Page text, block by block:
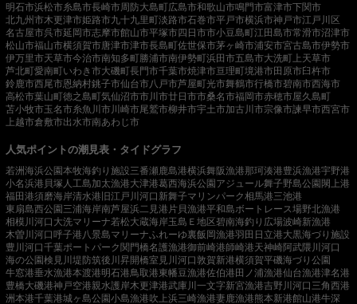
明石市浜松市糸島市長崎市周防大島町広島市和歌山市鳴門市富津市下関市
北九州市木更津市姫路市九十九里町淡路市石巻市平戸市横浜市神戸市江戸川区
名古屋市呉市延岡市志摩市館山市平塚市四日市市小豆島町江田島市常滑市沼津市
松山市福山市横須賀市唐津市津市長島町佐世保市茅ヶ崎市浦安市宮古島市伊勢市
伊万里市天草市今治市南知多町勝浦市南伊勢町浜田市五島市大洗町 上天草市
芦北町愛南町いわき市大磯町長門市千葉市焼津市亘理町境港市田原市臼杵市
鈴鹿市西尾市恩納村銚子市仙台市八戸市芦屋町光市舞鶴市行橋市碧南市西海市
高松市葉山町徳之島町気仙沼市市川市廿日市市桑名市福岡市赤穂市屋久島町
苫小牧市玉名市糸魚川市 川崎市尾鷲市柳井市宇土市加古川市宗像市諫早市西宮市
上越市倉敷市出水市南あわじ市
人気ポイントの潮見表・タイドグラフ
若洲海浜公園本牧海釣り施設三番瀬 鹿島港横浜舞阪漁港那珂湊港豊浜漁港宇野港
小名浜港 貝塚人工島加太漁港大津港葛西海浜公園アジュール舞子野島公園閖上港
福田港須磨海岸清水港 旧江戸川河口 新舞子マリンパーク相馬港三池港
東扇島西公園三浦海岸南芦屋浜二見港 片貝漁港平和島ボートレース場野北漁港
相模川河口 大洗マリーナ若松大蔵海岸玉島Ｅ地区碧南海釣り広場波崎新漁港
木曽川河口呼子港 八景島マリーナふれーゆ裏飯岡漁港羽田 日立港大黒海づり施設
豊川河口千葉ポートパーク関門橋名護漁港御前崎港師崎港天神崎阿武隈川河口
海の公園検見川堤防筑後川昇開橋室見川河口敦賀新港横須賀平磯海づり公園
牛窓港垂水漁港本渡港明石港鳥取港東幡豆漁港佐伯港田ノ浦漁港仙台漁港津名港
豊橋大磯港神戸空港親水護岸木更津港武庫川一文字新宮漁港吉野川河口 三角西港
洲本港千葉港城ヶ島公園小島漁港吹上浜三崎漁港妻鹿漁港熊本新港館山港牛深